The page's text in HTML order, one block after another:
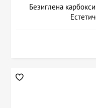
Безиглена